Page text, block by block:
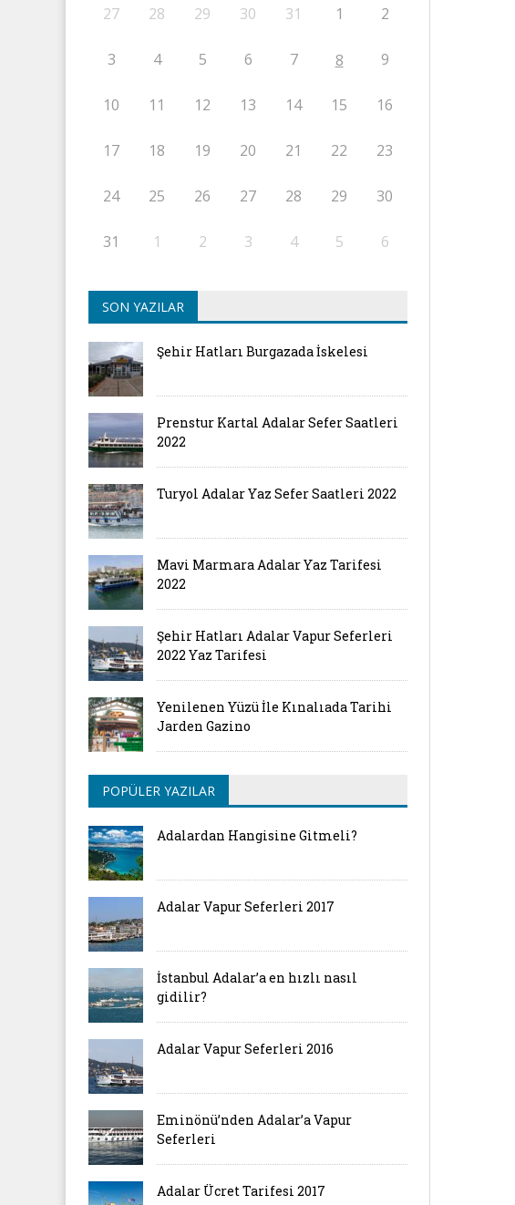
27 28 29 30 31 1 2
3 4 5 6 7 8 9
10 11 12 13 14 15 16
17 18 19 20 21 22 23
24 25 26 27 28 29 30
31 1 2 3 4 5 6
SON YAZILAR
Şehir Hatları Burgazada İskelesi
Prenstur Kartal Adalar Sefer Saatleri
2022
Turyol Adalar Yaz Sefer Saatleri 2022
Mavi Marmara Adalar Yaz Tarifesi
2022
Şehir Hatları Adalar Vapur Seferleri
2022 Yaz Tarifesi
Yenilenen Yüzü İle Kınalıada Tarihi
Jarden Gazino
POPÜLER YAZILAR
Adalardan Hangisine Gitmeli?
Adalar Vapur Seferleri 2017
İstanbul Adalar’a en hızlı nasıl
gidilir?
Adalar Vapur Seferleri 2016
Eminönü’nden Adalar’a Vapur
Seferleri
Adalar Ücret Tarifesi 2017